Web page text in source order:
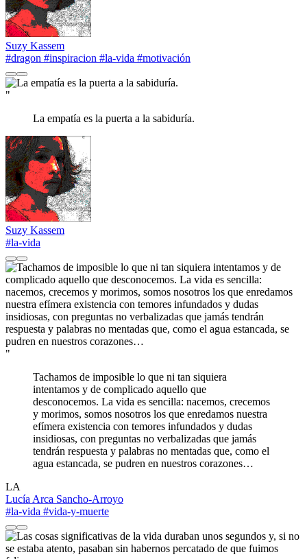
Suzy Kassem
#dragon #inspiracion #la-vida #motivación
"
La empatía es la puerta a la sabiduría.
Suzy Kassem
#la-vida
"
Tachamos de imposible lo que ni tan siquiera
intentamos y de complicado aquello que
desconocemos. La vida es sencilla: nacemos, crecemos
y morimos, somos nosotros los que enredamos nuestra
efímera existencia con temores infundados y dudas
insidiosas, con preguntas no verbalizadas que jamás
tendrán respuesta y palabras no mentadas que, como el
agua estancada, se pudren en nuestros corazones…
LA
Lucía Arca Sancho-Arroyo
#la-vida #vida-y-muerte